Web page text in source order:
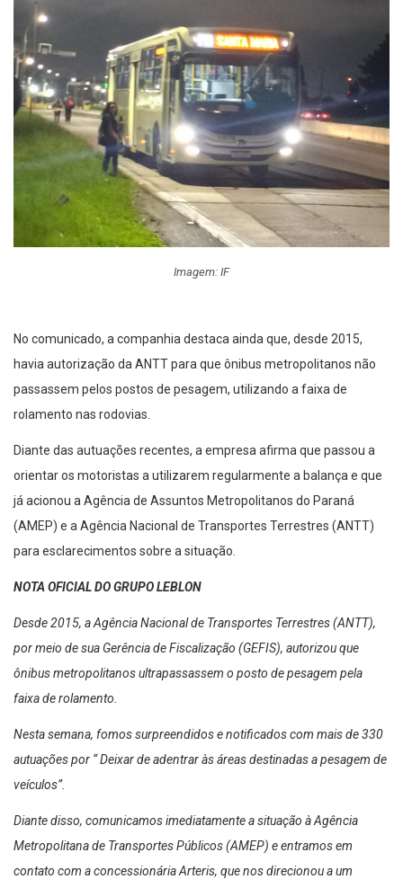
Imagem: IF
No comunicado, a companhia destaca ainda que, desde 2015,
havia autorização da ANTT para que ônibus metropolitanos não
passassem pelos postos de pesagem, utilizando a faixa de
rolamento nas rodovias.
Diante das autuações recentes, a empresa afirma que passou a
orientar os motoristas a utilizarem regularmente a balança e que
já acionou a Agência de Assuntos Metropolitanos do Paraná
(AMEP) e a Agência Nacional de Transportes Terrestres (ANTT)
para esclarecimentos sobre a situação.
NOTA OFICIAL DO GRUPO LEBLON
Desde 2015, a Agência Nacional de Transportes Terrestres (ANTT),
por meio de sua Gerência de Fiscalização (GEFIS), autorizou que
ônibus metropolitanos ultrapassassem o posto de pesagem pela
faixa de rolamento.
Nesta semana, fomos surpreendidos e notificados com mais de 330
autuações por “ Deixar de adentrar às áreas destinadas a pesagem de
veículos”.
Diante disso, comunicamos imediatamente a situação à Agência
Metropolitana de Transportes Públicos (AMEP) e entramos em
contato com a concessionária Arteris, que nos direcionou a um